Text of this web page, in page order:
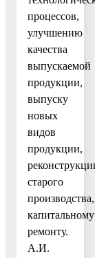
процессов,
улучшению
качества
выпускаемой
продукции,
выпуску
новых
видов
продукции,
старого
производства,
капитальному
ремонту.
А.И.